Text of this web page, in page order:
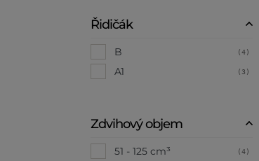
Řidičák
B (4)
A1 (3)
Zdvihový objem
51 - 125 cm³ (4)